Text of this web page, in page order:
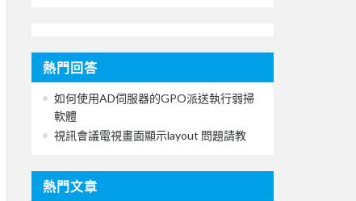
熱門回答
如何使用AD伺服器的GPO派送執行弱掃
軟體
視訊會議電視畫面顯示layout 問題請教
熱門文章